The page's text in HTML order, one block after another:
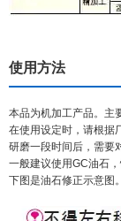
使用方法
本品为机加工产品。主
在使用设定时，请根据
研磨一段时间后，需要
一般建议使用GC油石，
下图是油石修正示意图。